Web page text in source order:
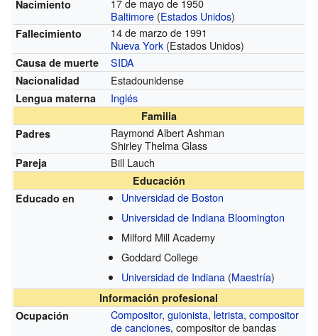
Nacimiento
Baltimore(Estados Unidos)
Fallecimiento
14 de marzo de 1991
Nueva York (Estados Unidos)
Causa de muerte SIDA
Nacionalidad Estadounidense
Lengua materna Inglés
Familia
Padres
Raymond Albert Ashman
Shirley Thelma Glass
Pareja Bill Lauch
Educación
Educado en
Universidad de Boston
Universidad de Indiana Bloomington
Milford Mill Academy
Goddard College
Universidad de Indiana (Maestría)
Información profesional
Ocupación
Compositor,guionista, letrista,compositor
de canciones, compositor de bandas